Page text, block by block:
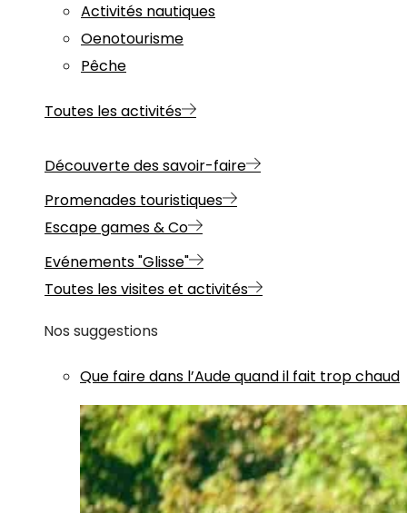
Activités nautiques
Oenotourisme
Pêche
Toutes les activités
Découverte des savoir-faire
Promenades touristiques
Escape games & Co
Evénements "Glisse"
Toutes les visites et activités
Nos suggestions
Que faire dans l’Aude quand il fait trop chaud